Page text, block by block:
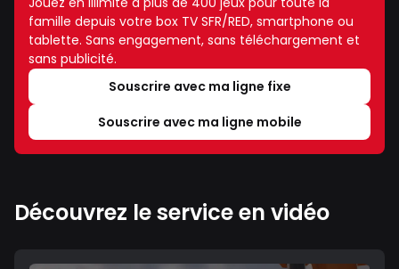
famille depuis votre box TV SFR/RED, smartphone ou
tablette. Sans engagement, sans téléchargement et
sans publicité.
Souscrire avec ma ligne fixe
Souscrire avec ma ligne mobile
Découvrez le service en vidéo